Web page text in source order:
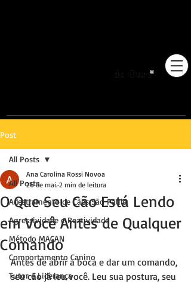
Post
All Posts
Adestramento de Cães São Paulo
Agressividade e Reatividade
Método MACAN
Comportamento Canino
Tutor e Liderança
All Posts
O Que Seu Cão Está Lendo
em Você Antes de Qualquer
Comando
Ana Carolina Rossi Novoa
26 de mai. 2 min de leitura
Antes de abrir a boca e dar um comando,
seu cão já leu você. Leu sua postura, seu